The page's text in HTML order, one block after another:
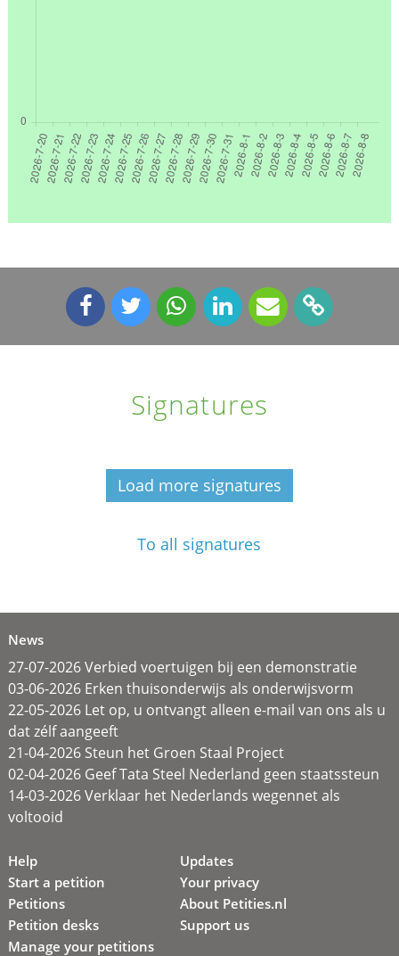
Signatures
Load more signatures
To all signatures
News
27-07-2026 Verbied voertuigen bij een demonstratie
03-06-2026 Erken thuisonderwijs als onderwijsvorm
22-05-2026 Let op, u ontvangt alleen e-mail van ons als u
dat zélf aangeeft
21-04-2026 Steun het Groen Staal Project
02-04-2026 Geef Tata Steel Nederland geen staatssteun
14-03-2026 Verklaar het Nederlands wegennet als
voltooid
Help
Start a petition
Petitions
Petition desks
Manage your petitions
Updates
Your privacy
About Petities.nl
Support us